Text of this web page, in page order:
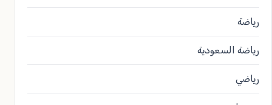
رياضة
رياضة السعودية
رياضي